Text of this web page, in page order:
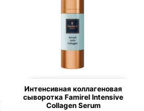
Интенсивная коллагеновая
сыворотка Famirel Intensive
Collagen Serum